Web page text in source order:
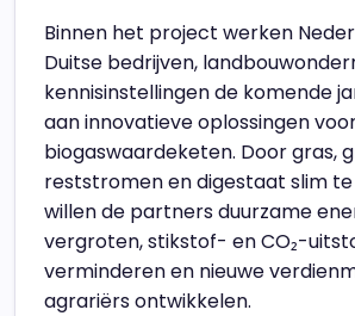
Binnen het project werken
Duitse bedrijven,
kennisinstellingen de komende
aan innovatieve oplossingen
biogaswaardeketen. Door gras,
reststromen en digestaat slim
willen de partners duurzame
vergroten, stikstof- en CO₂-
verminderen en nieuwe
agrariërs ontwikkelen.